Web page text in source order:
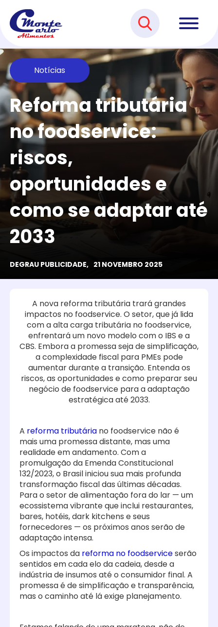
Notícias
Reforma tributária
no foodservice:
riscos,
oportunidades e
como se adaptar até
2033
DEGRAU PUBLICIDADE, 21 NOVEMBRO 2025
A nova reforma tributária trará grandes
impactos no foodservice. O setor, que já lida
com a alta carga tributária no foodservice,
enfrentará um novo modelo com o IBS e a
CBS. Embora a promessa seja de simplificação,
a complexidade fiscal para PMEs pode
aumentar durante a transição. Entenda os
riscos, as oportunidades e como preparar seu
negócio de foodservice para a adaptação
estratégica até 2033.
A reforma tributária no foodservice não é
mais uma promessa distante, mas uma
realidade em andamento. Com a
promulgação da Emenda Constitucional
132/2023, o Brasil iniciou sua mais profunda
transformação fiscal das últimas décadas.
Para o setor de alimentação fora do lar — um
ecossistema vibrante que inclui restaurantes,
bares, hotéis, dark kitchens e seus
fornecedores — os próximos anos serão de
adaptação intensa.
Os impactos da reforma no foodserviceserão
sentidos em cada elo da cadeia, desde a
indústria de insumos até o consumidor final. A
promessa é de simplificação e transparência,
mas o caminho até lá exige planejamento.